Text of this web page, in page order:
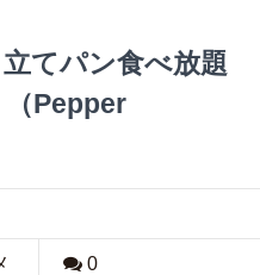
てパン食べ放題
（Pepper
0